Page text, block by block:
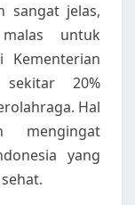
sangat jelas,
untuk
sekitar 20%
Hal
mengingat
yang